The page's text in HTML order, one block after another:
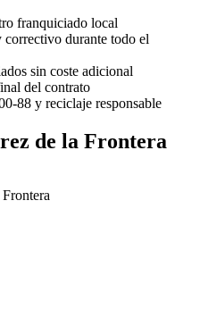
franquiciado local
durante todo el
sin coste adicional
del contrato
88 y reciclaje responsable
de la Frontera